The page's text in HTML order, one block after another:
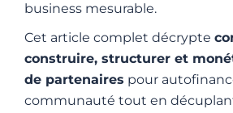
business mesurable.
Cet article complet décrypte
construire, structurer et
de partenaires pour
communauté tout en